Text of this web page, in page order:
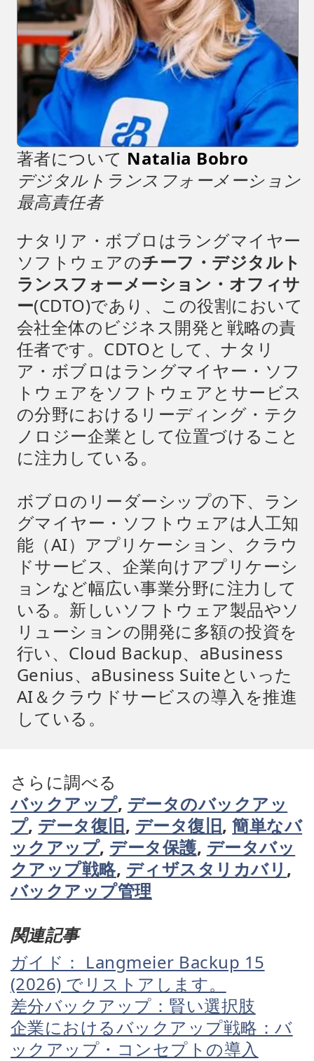
著者について Natalia Bobro
デジタルトランスフォーメーション
最高責任者
ナタリア・ボブロはラングマイヤー
ソフトウェアのチーフ・デジタルト
ランスフォーメーション・オフィサ
ー(CDTO)であり、この役割において
会社全体のビジネス開発と戦略の責
任者です。CDTOとして、ナタリ
ア・ボブロはラングマイヤー・ソフ
トウェアをソフトウェアとサービス
の分野におけるリーディング・テク
ノロジー企業として位置づけること
に注力している。
ボブロのリーダーシップの下、ラン
グマイヤー・ソフトウェアは人工知
能（AI）アプリケーション、クラウ
ドサービス、企業向けアプリケーシ
ョンなど幅広い事業分野に注力して
いる。新しいソフトウェア製品やソ
リューションの開発に多額の投資を
行い、Cloud Backup、aBusiness
Genius、aBusiness Suiteといった
AI＆クラウドサービスの導入を推進
している。
さらに調べる
バックアップ, データのバックアッ
プ, データ復旧, データ復旧,簡単なバ
ックアップ, データ保護, データバッ
クアップ戦略, ディザスタリカバリ ,
バックアップ管理
関連記事
ガイド： Langmeier Backup 15
(2026) でリストアします。
差分バックアップ：賢い選択肢
企業におけるバックアップ戦略：バ
ックアップ・コンセプトの導入